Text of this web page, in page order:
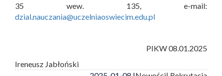
35 wew. 135, e-mail:
dzial.nauczania@uczelniaoswiecim.edu.pl
PIKW 08.01.2025
Ireneusz Jabłoński